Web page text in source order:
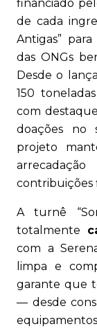
financiado
de cada
Antigas”
das ONGs
Desde o
150
com
doações no
projeto
contribuições
A turnê
totalmente
com a
limpa e
garante que
— desde